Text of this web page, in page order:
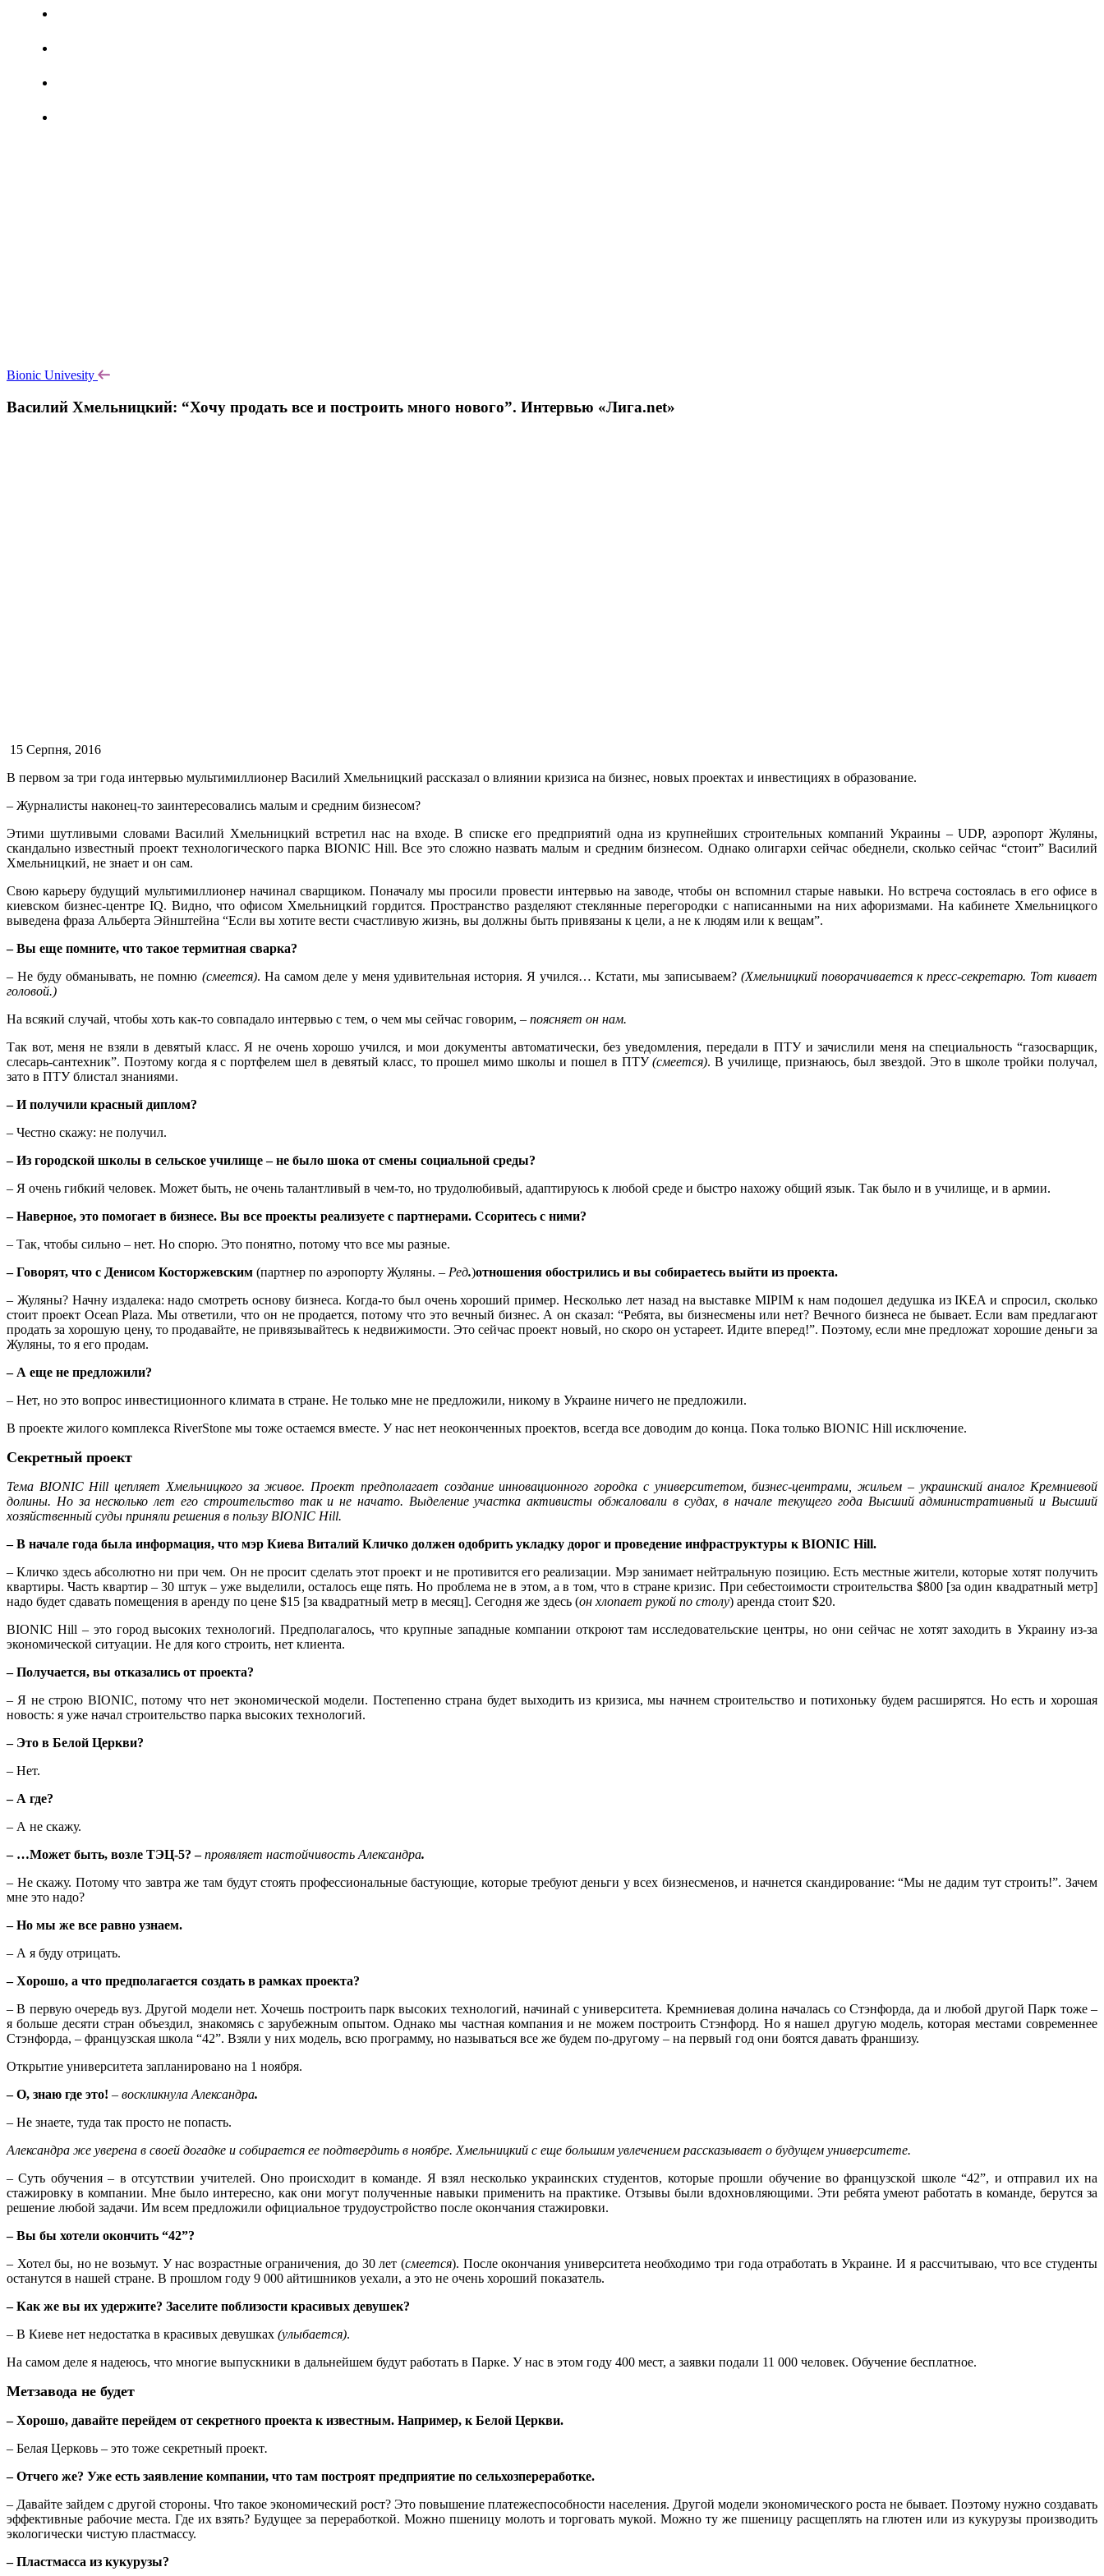
Bionic Univesity
Василий Хмельницкий: “Хочу продать все и построить много нового”. Интервью «Лига.net»
15 Серпня, 2016
В первом за три года интервью мультимиллионер Василий Хмельницкий рассказал о влиянии кризиса на бизнес, новых проектах и инвестициях в образование.
– Журналисты наконец-то заинтересовались малым и средним бизнесом?
Этими шутливыми словами Василий Хмельницкий встретил нас на входе. В списке его предприятий одна из крупнейших строительных компаний Украины – UDP, аэропорт Жуляны,
скандально известный проект технологического парка BIONIC Hill. Все это сложно назвать малым и средним бизнесом. Однако олигархи сейчас обеднели, сколько сейчас “стоит” Василий
Хмельницкий, не знает и он сам.
Свою карьеру будущий мультимиллионер начинал сварщиком. Поначалу мы просили провести интервью на заводе, чтобы он вспомнил старые навыки. Но встреча состоялась в его офисе в
киевском бизнес-центре IQ. Видно, что офисом Хмельницкий гордится. Пространство разделяют стеклянные перегородки с написанными на них афоризмами. На кабинете Хмельницкого
выведена фраза Альберта Эйнштейна “Если вы хотите вести счастливую жизнь, вы должны быть привязаны к цели, а не к людям или к вещам”.
– Вы еще помните, что такое термитная сварка?
– Не буду обманывать, не помню (смеется). На самом деле у меня удивительная история. Я учился… Кстати, мы записываем? (Хмельницкий поворачивается к пресс-секретарю. Тот кивает
головой.)
На всякий случай, чтобы хоть как-то совпадало интервью с тем, о чем мы сейчас говорим, – поясняет он нам.
Так вот, меня не взяли в девятый класс. Я не очень хорошо учился, и мои документы автоматически, без уведомления, передали в ПТУ и зачислили меня на специальность “газосварщик,
слесарь-сантехник”. Поэтому когда я с портфелем шел в девятый класс, то прошел мимо школы и пошел в ПТУ(смеется). В училище, признаюсь, был звездой. Это в школе тройки получал,
зато в ПТУ блистал знаниями.
– И получили красный диплом?
– Честно скажу: не получил.
– Из городской школы в сельское училище – не было шока от смены социальной среды?
– Я очень гибкий человек. Может быть, не очень талантливый в чем-то, но трудолюбивый, адаптируюсь к любой среде и быстро нахожу общий язык. Так было и в училище, и в армии.
– Наверное, это помогает в бизнесе. Вы все проекты реализуете с партнерами. Ссоритесь с ними?
– Так, чтобы сильно – нет. Но спорю. Это понятно, потому что все мы разные.
– Говорят, что с Денисом Косторжевским (партнер по аэропорту Жуляны. – Ред.)отношения обострились и вы собираетесь выйти из проекта.
– Жуляны? Начну издалека: надо смотреть основу бизнеса. Когда-то был очень хороший пример. Несколько лет назад на выставке MIPIM к нам подошел дедушка из IKEA и спросил, сколько
стоит проект Ocean Plaza. Мы ответили, что он не продается, потому что это вечный бизнес. А он сказал: “Ребята, вы бизнесмены или нет? Вечного бизнеса не бывает. Если вам предлагают
продать за хорошую цену, то продавайте, не привязывайтесь к недвижимости. Это сейчас проект новый, но скоро он устареет. Идите вперед!”. Поэтому, если мне предложат хорошие деньги за
Жуляны, то я его продам.
– А еще не предложили?
– Нет, но это вопрос инвестиционного климата в стране. Не только мне не предложили, никому в Украине ничего не предложили.
В проекте жилого комплекса RiverStone мы тоже остаемся вместе. У нас нет неоконченных проектов, всегда все доводим до конца. Пока только BIONIC Hill исключение.
Секретный проект
Тема BIONIC Hill цепляет Хмельницкого за живое. Проект предполагает создание инновационного городка с университетом, бизнес-центрами, жильем – украинский аналог Кремниевой
долины. Но за несколько лет его строительство так и не начато. Выделение участка активисты обжаловали в судах, в начале текущего года Высший административный и Высший
хозяйственный суды приняли решения в пользу BIONIC Hill.
– В начале года была информация, что мэр Киева Виталий Кличко должен одобрить укладку дорог и проведение инфраструктуры к BIONIC Hill.
– Кличко здесь абсолютно ни при чем. Он не просит сделать этот проект и не противится его реализации. Мэр занимает нейтральную позицию. Есть местные жители, которые хотят получить
квартиры. Часть квартир – 30 штук – уже выделили, осталось еще пять. Но проблема не в этом, а в том, что в стране кризис. При себестоимости строительства $800 [за один квадратный метр]
надо будет сдавать помещения в аренду по цене $15 [за квадратный метр в месяц]. Сегодня же здесь (он хлопает рукой по столу) аренда стоит $20.
BIONIC Hill – это город высоких технологий. Предполагалось, что крупные западные компании откроют там исследовательские центры, но они сейчас не хотят заходить в Украину из-за
экономической ситуации. Не для кого строить, нет клиента.
– Получается, вы отказались от проекта?
– Я не строю BIONIC, потому что нет экономической модели. Постепенно страна будет выходить из кризиса, мы начнем строительство и потихоньку будем расширятся. Но есть и хорошая
новость: я уже начал строительство парка высоких технологий.
– Это в Белой Церкви?
– Нет.
– А где?
– А не скажу.
– …Может быть, возле ТЭЦ-5? –проявляет настойчивость Александра.
– Не скажу. Потому что завтра же там будут стоять профессиональные бастующие, которые требуют деньги у всех бизнесменов, и начнется скандирование: “Мы не дадим тут строить!”. Зачем
мне это надо?
– Но мы же все равно узнаем.
– А я буду отрицать.
– Хорошо, а что предполагается создать в рамках проекта?
– В первую очередь вуз. Другой модели нет. Хочешь построить парк высоких технологий, начинай с университета. Кремниевая долина началась со Стэнфорда, да и любой другой Парк тоже –
я больше десяти стран объездил, знакомясь с зарубежным опытом. Однако мы частная компания и не можем построить Стэнфорд. Но я нашел другую модель, которая местами современнее
Стэнфорда, – французская школа “42”. Взяли у них модель, всю программу, но называться все же будем по-другому – на первый год они боятся давать франшизу.
Открытие университета запланировано на 1 ноября.
– О, знаю где это! – воскликнула Александра.
– Не знаете, туда так просто не попасть.
Александра же уверена в своей догадке и собирается ее подтвердить в ноябре. Хмельницкий с еще большим увлечением рассказывает о будущем университете.
– Суть обучения – в отсутствии учителей. Оно происходит в команде. Я взял несколько украинских студентов, которые прошли обучение во французской школе “42”, и отправил их на
стажировку в компании. Мне было интересно, как они могут полученные навыки применить на практике. Отзывы были вдохновляющими. Эти ребята умеют работать в команде, берутся за
решение любой задачи. Им всем предложили официальное трудоустройство после окончания стажировки.
– Вы бы хотели окончить “42”?
– Хотел бы, но не возьмут. У нас возрастные ограничения, до 30 лет (смеется). После окончания университета необходимо три года отработать в Украине. И я рассчитываю, что все студенты
останутся в нашей стране. В прошлом году 9 000 айтишников уехали, а это не очень хороший показатель.
– Как же вы их удержите? Заселите поблизости красивых девушек?
– В Киеве нет недостатка в красивых девушках (улыбается).
На самом деле я надеюсь, что многие выпускники в дальнейшем будут работать в Парке. У нас в этом году 400 мест, а заявки подали 11 000 человек. Обучение бесплатное.
Метзавода не будет
– Хорошо, давайте перейдем от секретного проекта к известным. Например, к Белой Церкви.
– Белая Церковь – это тоже секретный проект.
– Отчего же? Уже есть заявление компании, что там построят предприятие по сельхозпереработке.
– Давайте зайдем с другой стороны. Что такое экономический рост? Это повышение платежеспособности населения. Другой модели экономического роста не бывает. Поэтому нужно создавать
эффективные рабочие места. Где их взять? Будущее за переработкой. Можно пшеницу молоть и торговать мукой. Можно ту же пшеницу расщеплять на глютен или из кукурузы производить
экологически чистую пластмассу.
– Пластмасса из кукурузы?